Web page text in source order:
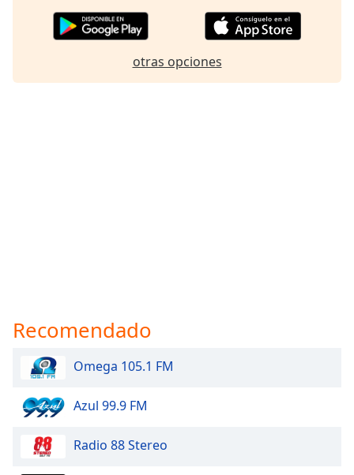
otras opciones
Recomendado
Omega 105.1 FM
Azul 99.9 FM
Radio 88 Stereo